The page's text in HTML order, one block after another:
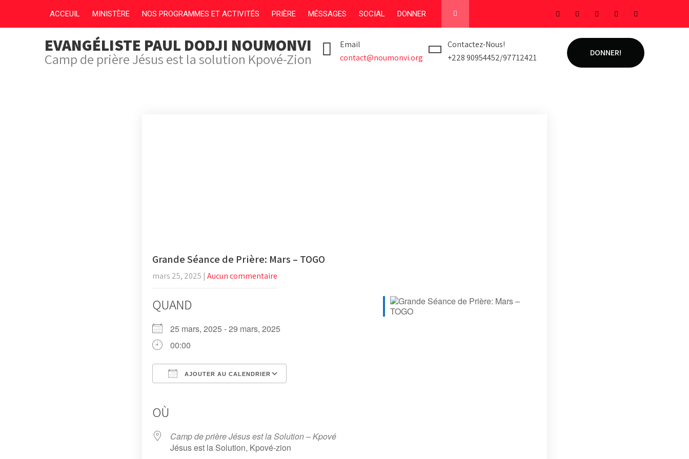
ACCEUIL MINISTÈRE NOS PROGRAMMES ET ACTIVITÉS PRIÈRE MÉSSAGES SOCIAL DONNER
EVANGÉLISTE PAUL DODJI NOUMONVI
Camp de prière Jésus est la solution Kpové-Zion
Email
contact@noumonvi.org
Contactez-Nous!
+228 90954452/97712421
DONNER!
Grande Séance de Prière: Mars – TOGO
mars 25, 2025 | Aucun commentaire
QUAND
25 mars, 2025 - 29 mars, 2025
00:00
AJOUTER AU CALENDRIER
OÙ
Camp de prière Jésus est la Solution – Kpové
Jésus est la Solution, Kpové-zion